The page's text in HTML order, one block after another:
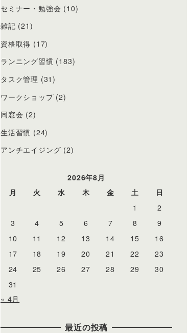
セミナー・勉強会 (10)
雑記 (21)
資格取得 (17)
ランニング習慣 (183)
タスク管理 (31)
ワークショップ(2)
同窓会 (2)
生活習慣 (24)
アンチエイジング (2)
2026年8月
月
火 水 木 金 土
日
1
2
3
4 5 6 7 8
9
10
11 12 13 14 15
16
17
18 19 20 21 22
23
24
25 26 27 28 29
30
31
« 4月
最近の投稿